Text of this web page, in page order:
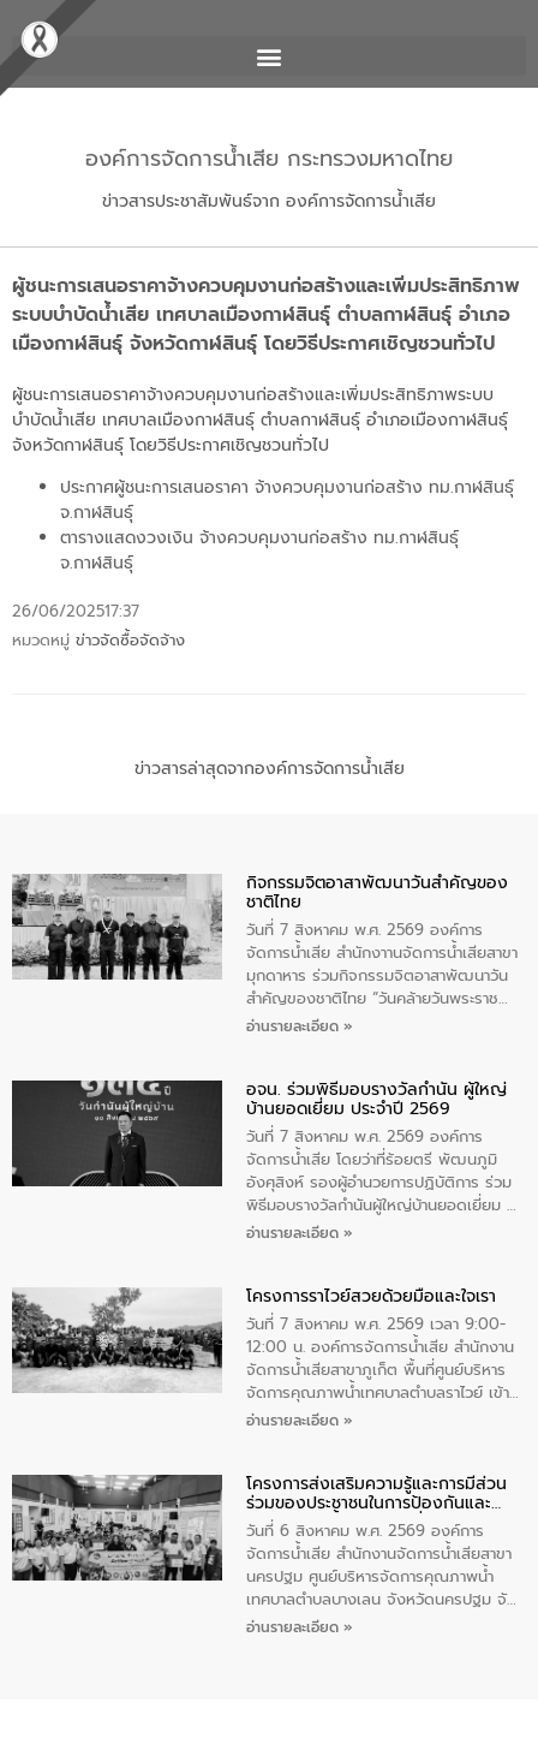
องค์การจัดการน้ำเสีย กระทรวงมหาดไทย
ข่าวสารประชาสัมพันธ์จาก องค์การจัดการน้ำเสีย
ผู้ชนะการเสนอราคาจ้างควบคุมงานก่อสร้างและเพิ่มประสิทธิภาพ
ระบบบำบัดน้ำเสีย เทศบาลเมืองกาฬสินธุ์ ตำบลกาฬสินธุ์ อำเภอ
เมืองกาฬสินธุ์ จังหวัดกาฬสินธุ์ โดยวิธีประกาศเชิญชวนทั่วไป
ผู้ชนะการเสนอราคาจ้างควบคุมงานก่อสร้างและเพิ่มประสิทธิภาพระบบ
บำบัดน้ำเสีย เทศบาลเมืองกาฬสินธุ์ ตำบลกาฬสินธุ์ อำเภอเมืองกาฬสินธุ์
จังหวัดกาฬสินธุ์ โดยวิธีประกาศเชิญชวนทั่วไป
ประกาศผู้ชนะการเสนอราคา จ้างควบคุมงานก่อสร้าง ทม.กาฬสินธุ์
จ.กาฬสินธุ์
ตารางแสดงวงเงิน จ้างควบคุมงานก่อสร้าง ทม.กาฬสินธุ์
จ.กาฬสินธุ์
26/06/202517:37
หมวดหมู่ ข่าวจัดซื้อจัดจ้าง
ข่าวสารล่าสุดจากองค์การจัดการน้ำเสีย
กิจกรรมจิตอาสาพัฒนาวันสําคัญของ
ชาติไทย
วันที่ 7 สิงหาคม พ.ศ. 2569 องค์การ
จัดการน้ำเสีย สำนักงาานจัดการน้ำเสียสาขา
มุกดาหาร ร่วมกิจกรรมจิตอาสาพัฒนาวัน
สําคัญของชาติไทย “วันคล้ายวันพระราช
สมภพ สมเด็จพระนางเจ้าสิริกิติ์พระบรม
ทิพย์คำ รองผู้ว่าราชการจังหวัดมุกดาหาร
เป็นประธานในพิธี ณ เรือนจําชั่วคราวนาโสก
ตําบลนาโสก อําเภอเมืองมุกดาหาร จังหวัด
มุกดาหาร โดยในกิจกรรมได้ร่วมปลูกป่า และ
ทําความสะอาดภายในบริเวณ จัดกิจกรรม
เพื่อถวายเป็นพระราชกุศล สมเด็จพระนาง
เจ้าสิริกิติ์พระบรมราชินีนาถ พระบรมราช
อ่านรายละเอียด »
อจน. ร่วมพิธีมอบรางวัลกำนัน ผู้ใหญ่
บ้านยอดเยี่ยม ประจำปี 2569
วันที่ 7 สิงหาคม พ.ศ. 2569 องค์การ
จัดการน้ำเสีย โดยว่าที่ร้อยตรี พัฒนภูมิ
อังศุสิงห์ รองผู้อำนวยการปฏิบัติการ ร่วม
พิธีมอบรางวัลกำนันผู้ใหญ่บ้านยอดเยี่ยม ณ
ทำเนียบรัฐบาล โดยมีนายอนุทิน ชาญวีรกูล
ทองคำและประกาศเกียรติคุณให้แก่ กำนัน
ผู้ใหญ่บ้านยอดเยี่ยม พร้อมกล่าวชื่นชม ให้
โอวาท และมอบนโยบาย
อ่านรายละเอียด »
โครงการราไวย์สวยด้วยมือและใจเรา
วันที่ 7 สิงหาคม พ.ศ. 2569 เวลา 9:00-
12:00 น. องค์การจัดการน้ำเสีย สำนักงาน
จัดการน้ำเสียสาขาภูเก็ต พื้นที่ศูนย์บริหาร
จัดการคุณภาพน้ำเทศบาลตำบลราไวย์ เข้า
ร่วมโครงการราไวย์สวยด้วยมือและใจเรา
ประชาชน ตัวแทนจากโรงแรมต่างๆ ในเขต
เทศบาลตำบลราไวย์ ศูนย์บริหารจัดการ
คุณภาพน้ำเทศบาลตำบลราไวย์ นำโดยนาย
น้อย แก้วเศษ ผู้จัดการสำนักงานจัดการน้ำ
เสียสาขาภูเก็ต พร้อมด้วยเจ้าหน้าที่ จำนวน
5 คน ร่วมทำกิจกรรม ทำความสะอาด
ชายหาดและแหล่งท่องเที่ยว ณ บริเวณ
อ่านรายละเอียด »
โครงการส่งเสริมความรู้และการมีส่วน
ร่วมของประชาชนในการป้องกันและ
แก้ไขปัญหาน้ำเสียอย่างยั่งยืน
วันที่ 6 สิงหาคม พ.ศ. 2569 องค์การ
จัดการน้ำเสีย สำนักงานจัดการน้ำเสียสาขา
นครปฐม ศูนย์บริหารจัดการคุณภาพน้ำ
เทศบาลตำบลบางเลน จังหวัดนครปฐม จัด
กิจกรรมภายใต้โครงการส่งเสริมความรู้และ
อ่านรายละเอียด »